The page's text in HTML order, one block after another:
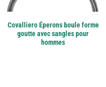
Covalliero Éperons boule forme
goutte avec sangles pour
hommes